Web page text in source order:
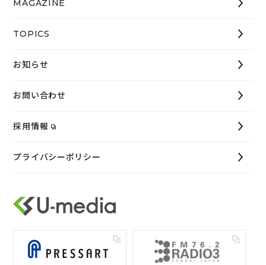
MAGAZINE
TOPICS
お知らせ
お問い合わせ
採用情報
プライバシーポリシー